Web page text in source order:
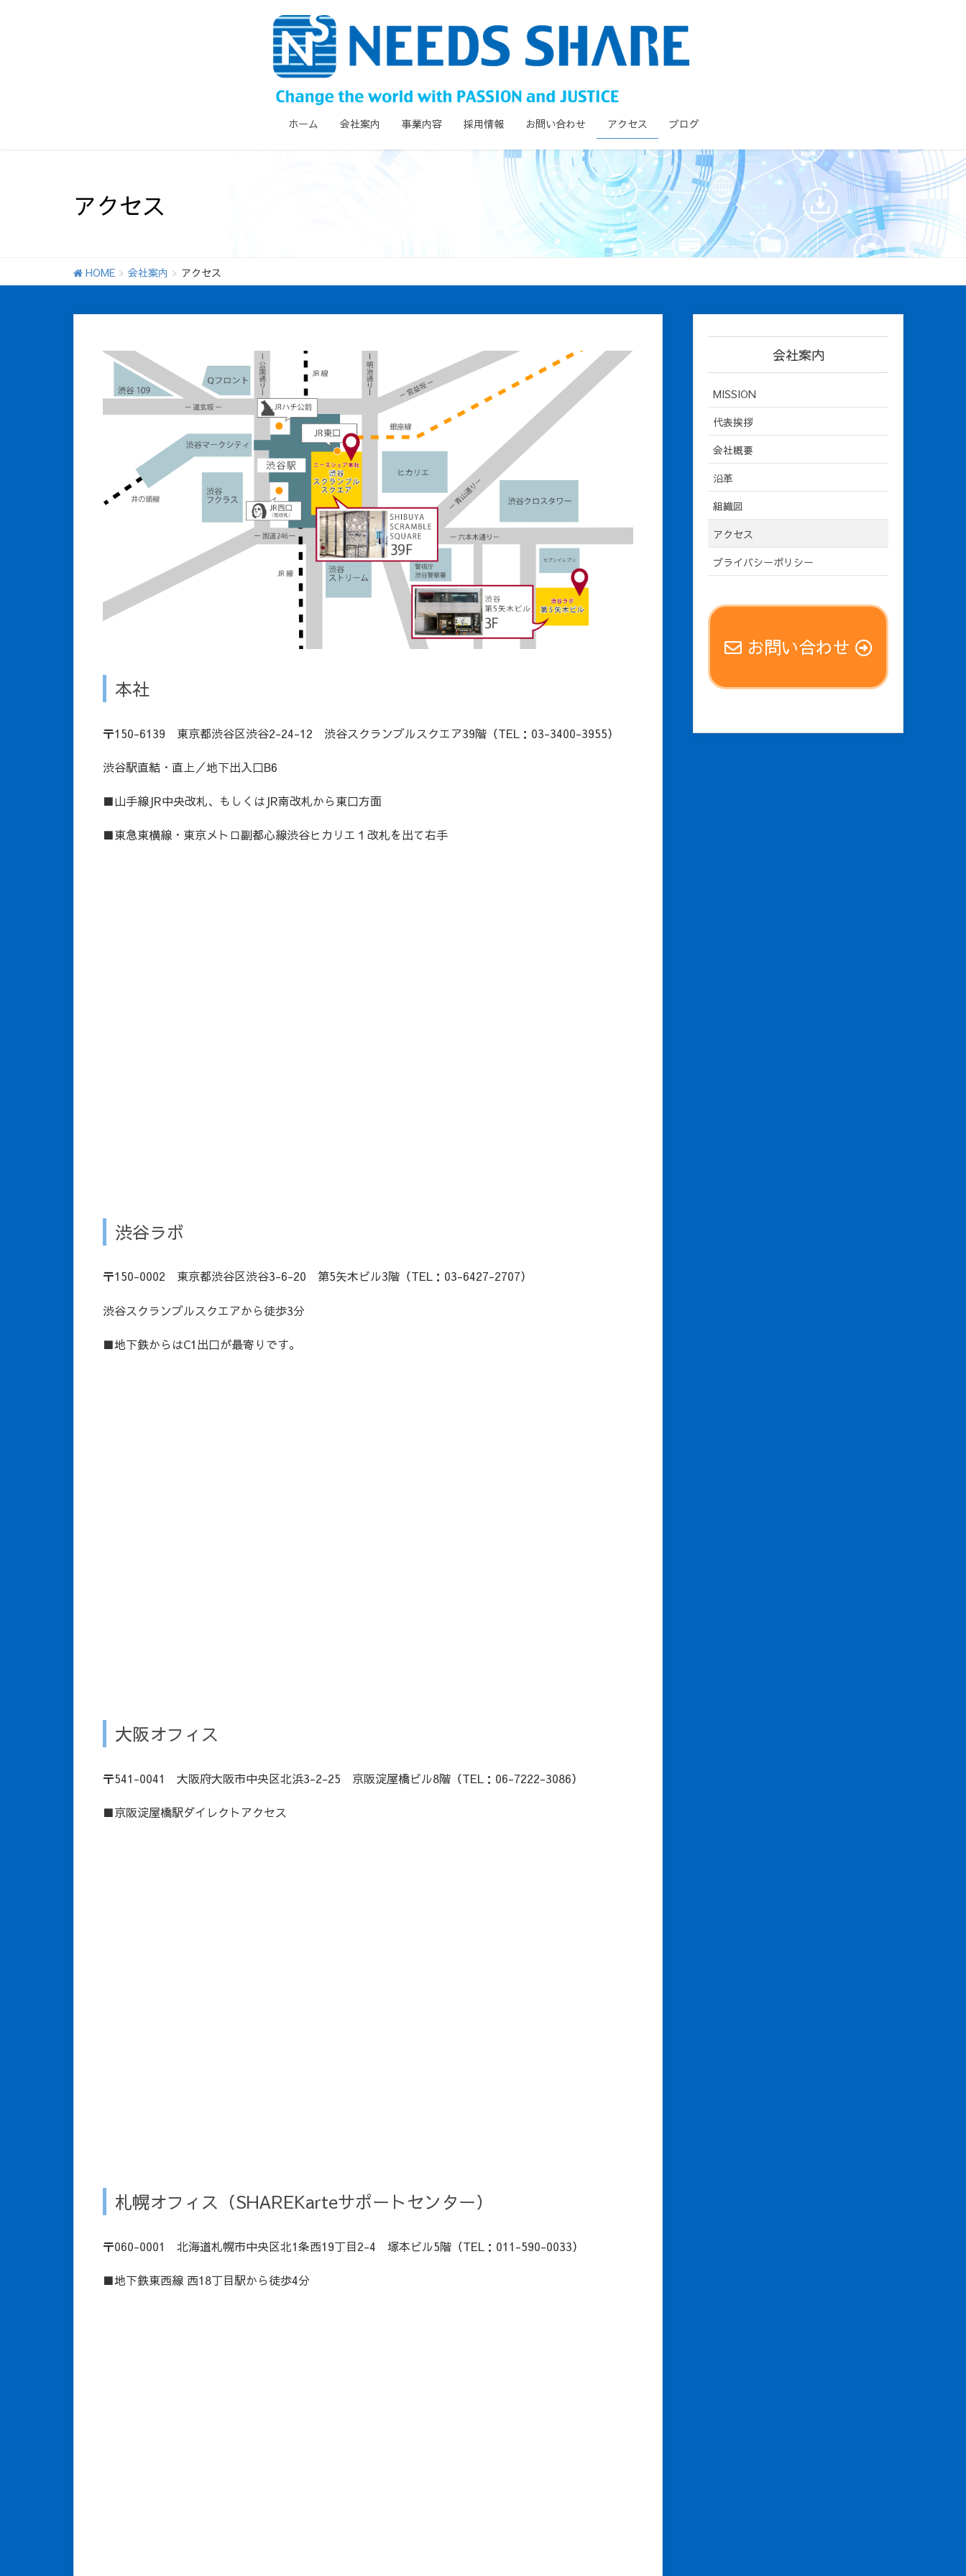
ホーム 会社案内 事業内容 採用情報 お問い合わせ アクセス ブログ
アクセス
HOME 会社案内 アクセス
本社
〒150-6139 東京都渋谷区渋谷2-24-12 渋谷スクランブルスクエア39階（TEL：03-3400-3955）
渋谷駅直結・直上／地下出入口B6
■山手線JR中央改札、もしくはJR南改札から東口方面
■東急東横線・東京メトロ副都心線渋谷ヒカリエ１改札を出て右手
渋谷ラボ
〒150-0002 東京都渋谷区渋谷3-6-20 第5矢木ビル3階（TEL：03-6427-2707）
渋谷スクランブルスクエアから徒歩3分
■地下鉄からはC1出口が最寄りです。
大阪オフィス
〒541-0041 大阪府大阪市中央区北浜3-2-25 京阪淀屋橋ビル8階（TEL：06-7222-3086）
■京阪淀屋橋駅ダイレクトアクセス
札幌オフィス（SHAREKarteサポートセンター）
〒060-0001 北海道札幌市中央区北1条西19丁目2-4 塚本ビル5階（TEL：011-590-0033）
■地下鉄東西線 西18丁目駅から徒歩4分
会社案内
MISSION
代表挨拶
会社概要
沿革
組織図
アクセス
プライバシーポリシー
お問い合わせ